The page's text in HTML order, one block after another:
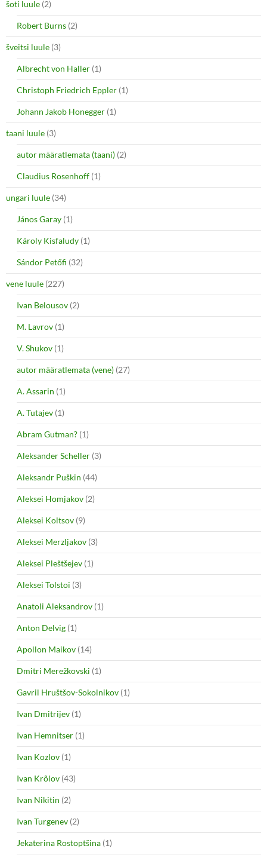
šoti luule (2)
Robert Burns (2)
šveitsi luule (3)
Albrecht von Haller (1)
Christoph Friedrich Eppler (1)
Johann Jakob Honegger (1)
taani luule (3)
autor määratlemata (taani) (2)
Claudius Rosenhoff (1)
ungari luule (34)
János Garay (1)
Károly Kisfaludy (1)
Sándor Petőfi (32)
vene luule (227)
Ivan Belousov (2)
M. Lavrov (1)
V. Shukov (1)
autor määratlemata (vene) (27)
A. Assarin (1)
A. Tutajev (1)
Abram Gutman? (1)
Aleksander Scheller (3)
Aleksandr Puškin (44)
Aleksei Homjakov (2)
Aleksei Koltsov (9)
Aleksei Merzljakov (3)
Aleksei Pleštšejev (1)
Aleksei Tolstoi (3)
Anatoli Aleksandrov (1)
Anton Delvig (1)
Apollon Maikov (14)
Dmitri Merežkovski (1)
Gavril Hruštšov-Sokolnikov (1)
Ivan Dmitrijev (1)
Ivan Hemnitser (1)
Ivan Kozlov (1)
Ivan Krõlov (43)
Ivan Nikitin (2)
Ivan Turgenev (2)
Jekaterina Rostoptšina (1)